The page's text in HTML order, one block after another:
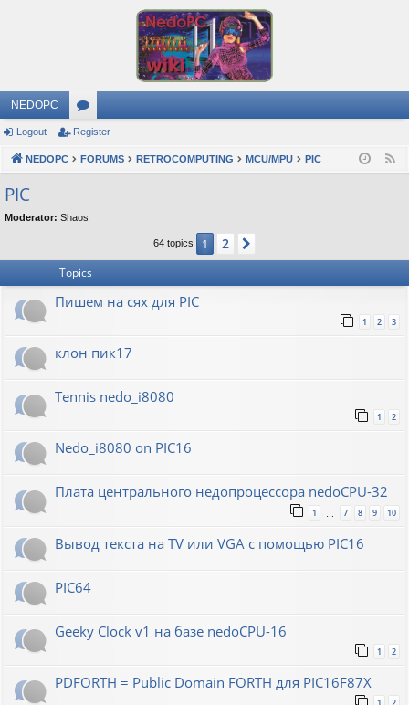
NEDOPC
or
u
s
Logout Register
NEDOPC FORUMS RETROCOMPUTING MCU/MPU PIC
PIC
Moderator: Shaos
64 topics 1 2
Topics
Пишем на сях для PIC
1 2 3
клон пик17
Tennis nedo_i8080
1 2
Nedo_i8080 on PIC16
Плата центрального недопроцессора nedoCPU-32
1 7 8 9 10
Вывод текста на TV или VGA с помощью PIC16
PIC64
Geeky Clock v1 на базе nedoCPU-16
1 2
PDFORTH = Public Domain FORTH для PIC16F87X
1 2